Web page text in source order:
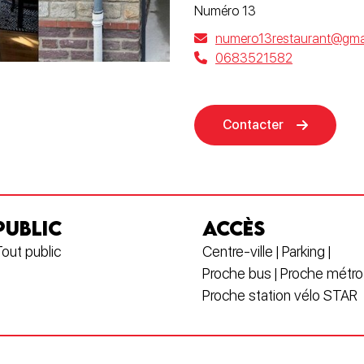
Numéro 13
0683521582
Contacter
public
ACCÈS
Centre-ville | Parking |
Proche bus | Proche métro
Proche station vélo STAR